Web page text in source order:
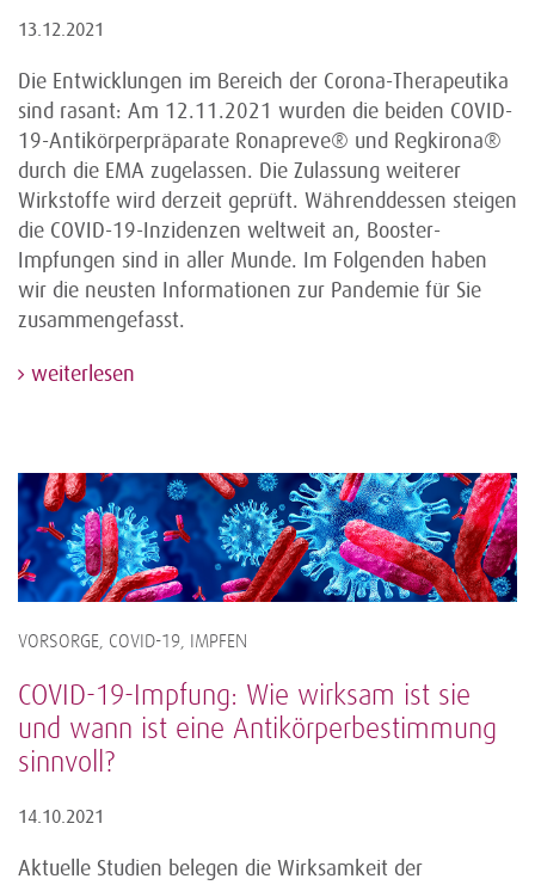
13.12.2021
Die Entwicklungen im Bereich der Corona-Therapeutika
sind rasant: Am 12.11.2021 wurden die beiden COVID-
19-Antikörperpräparate Ronapreve® und Regkirona®
durch die EMA zugelassen. Die Zulassung weiterer
Wirkstoffe wird derzeit geprüft. Währenddessen steigen
die COVID-19-Inzidenzen weltweit an, Booster-
Impfungen sind in aller Munde. Im Folgenden haben
wir die neusten Informationen zur Pandemie für Sie
zusammengefasst.
weiterlesen
VORSORGE, COVID-19, IMPFEN
COVID-19-Impfung: Wie wirksam ist sie
und wann ist eine Antikörperbestimmung
sinnvoll?
14.10.2021
Aktuelle Studien belegen die Wirksamkeit der